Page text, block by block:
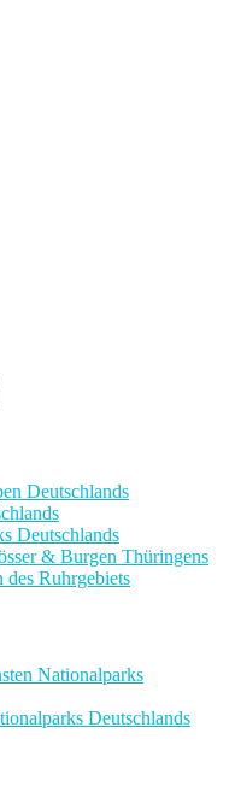
Deutschlands
Deutschlands
& Burgen Thüringens
des Ruhrgebiets
Nationalparks
Deutschlands